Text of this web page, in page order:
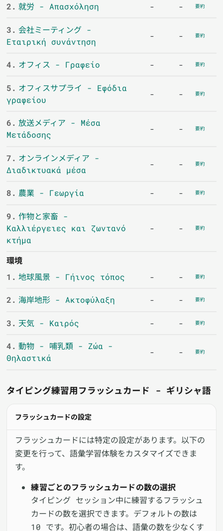
2. 就労 - Απασχόληση - - 要約
3. 会社ミーティング -
Εταιρική συνάντηση
- - 要約
4. オフィス - Γραφείο - - 要約
5. オフィスサプライ - Εφόδια
γραφείου
- - 要約
6. 放送メディア - Μέσα
Μετάδοσης
- - 要約
7. オンラインメディア -
Διαδικτυακά μέσα
- - 要約
8. 農業 - Γεωργία - - 要約
9. 作物と家畜 -
Καλλιέργειες και ζωντανό
κτήμα
- - 要約
環境
1. 地球風景 - Γήινος τόπος - - 要約
2. 海岸地形 - Ακτοφύλαξη - - 要約
3. 天気 - Καιρός - - 要約
4. 動物 - 哺乳類 - Ζώα -
Θηλαστικά
- - 要約
タイピング練習用フラッシュカード - ギリシャ語
フラッシュカードの設定
フラッシュカードには特定の設定があります。以下の
変更を行って、語彙学習体験をカスタマイズできま
す。
練習ごとのフラッシュカードの数の選択
タイピング セッション中に練習するフラッシュ
カードの数を選択できます。デフォルトの数は
10 です。初心者の場合は、語彙の数を少なくす